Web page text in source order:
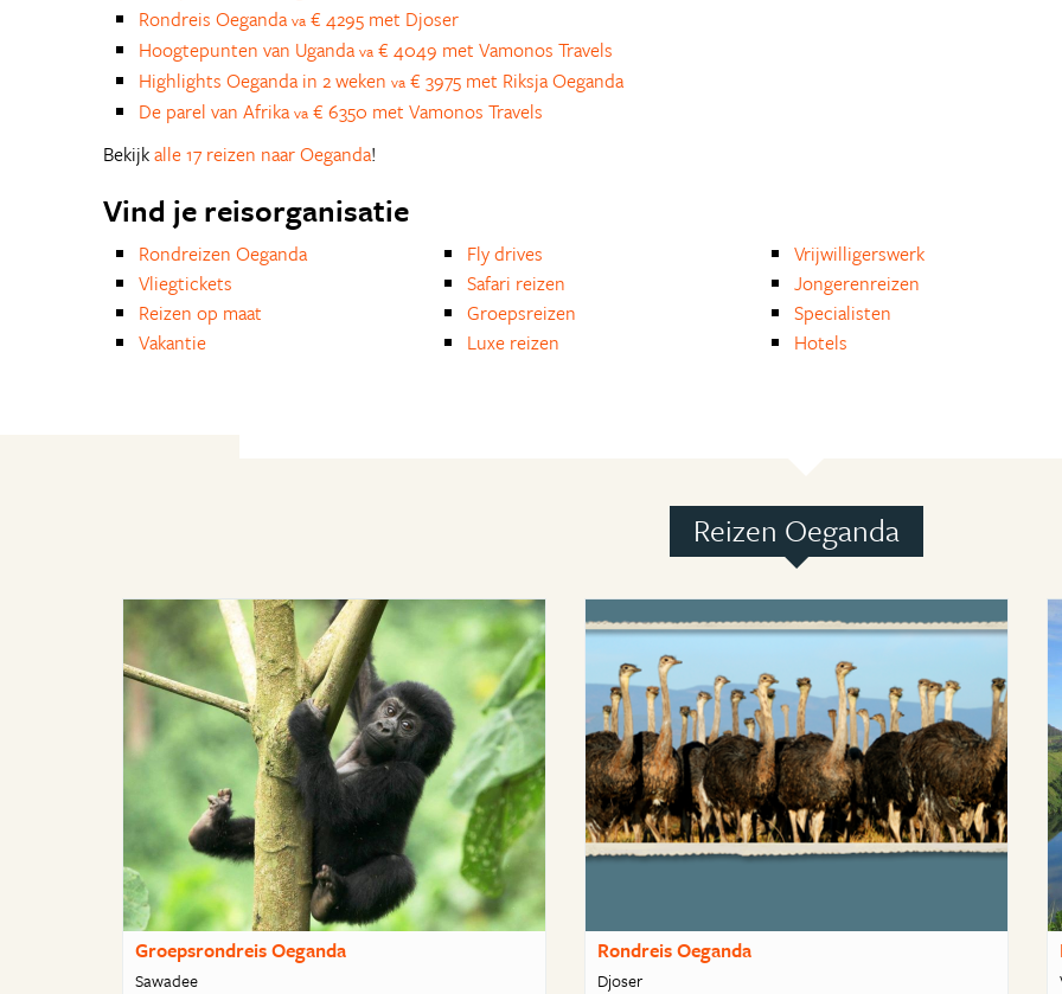
Rondreis Oeganda va € 4295 met Djoser
Hoogtepunten van Uganda va € 4049 met Vamonos Travels
Highlights Oeganda in 2 weken va € 3975 met Riksja Oeganda
De parel van Afrika va € 6350 met Vamonos Travels
Bekijkalle 17 reizen naar Oeganda!
Vind je reisorganisatie
Rondreizen Oeganda
Vliegtickets
Reizen op maat
Vakantie
Fly drives
Safari reizen
Groepsreizen
Luxe reizen
Vrijwilligerswerk
Jongerenreizen
Specialisten
Hotels
Reizen Oeganda
Groepsrondreis Oeganda
Sawadee
Rondreis Oeganda
Djoser